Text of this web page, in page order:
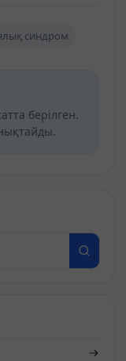
синдром
берілген.